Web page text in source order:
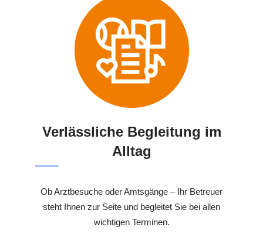
Verlässliche Begleitung im
Alltag
Ob Arztbesuche oder Amtsgänge – Ihr Betreuer
steht Ihnen zur Seite und begleitet Sie bei allen
wichtigen Terminen.